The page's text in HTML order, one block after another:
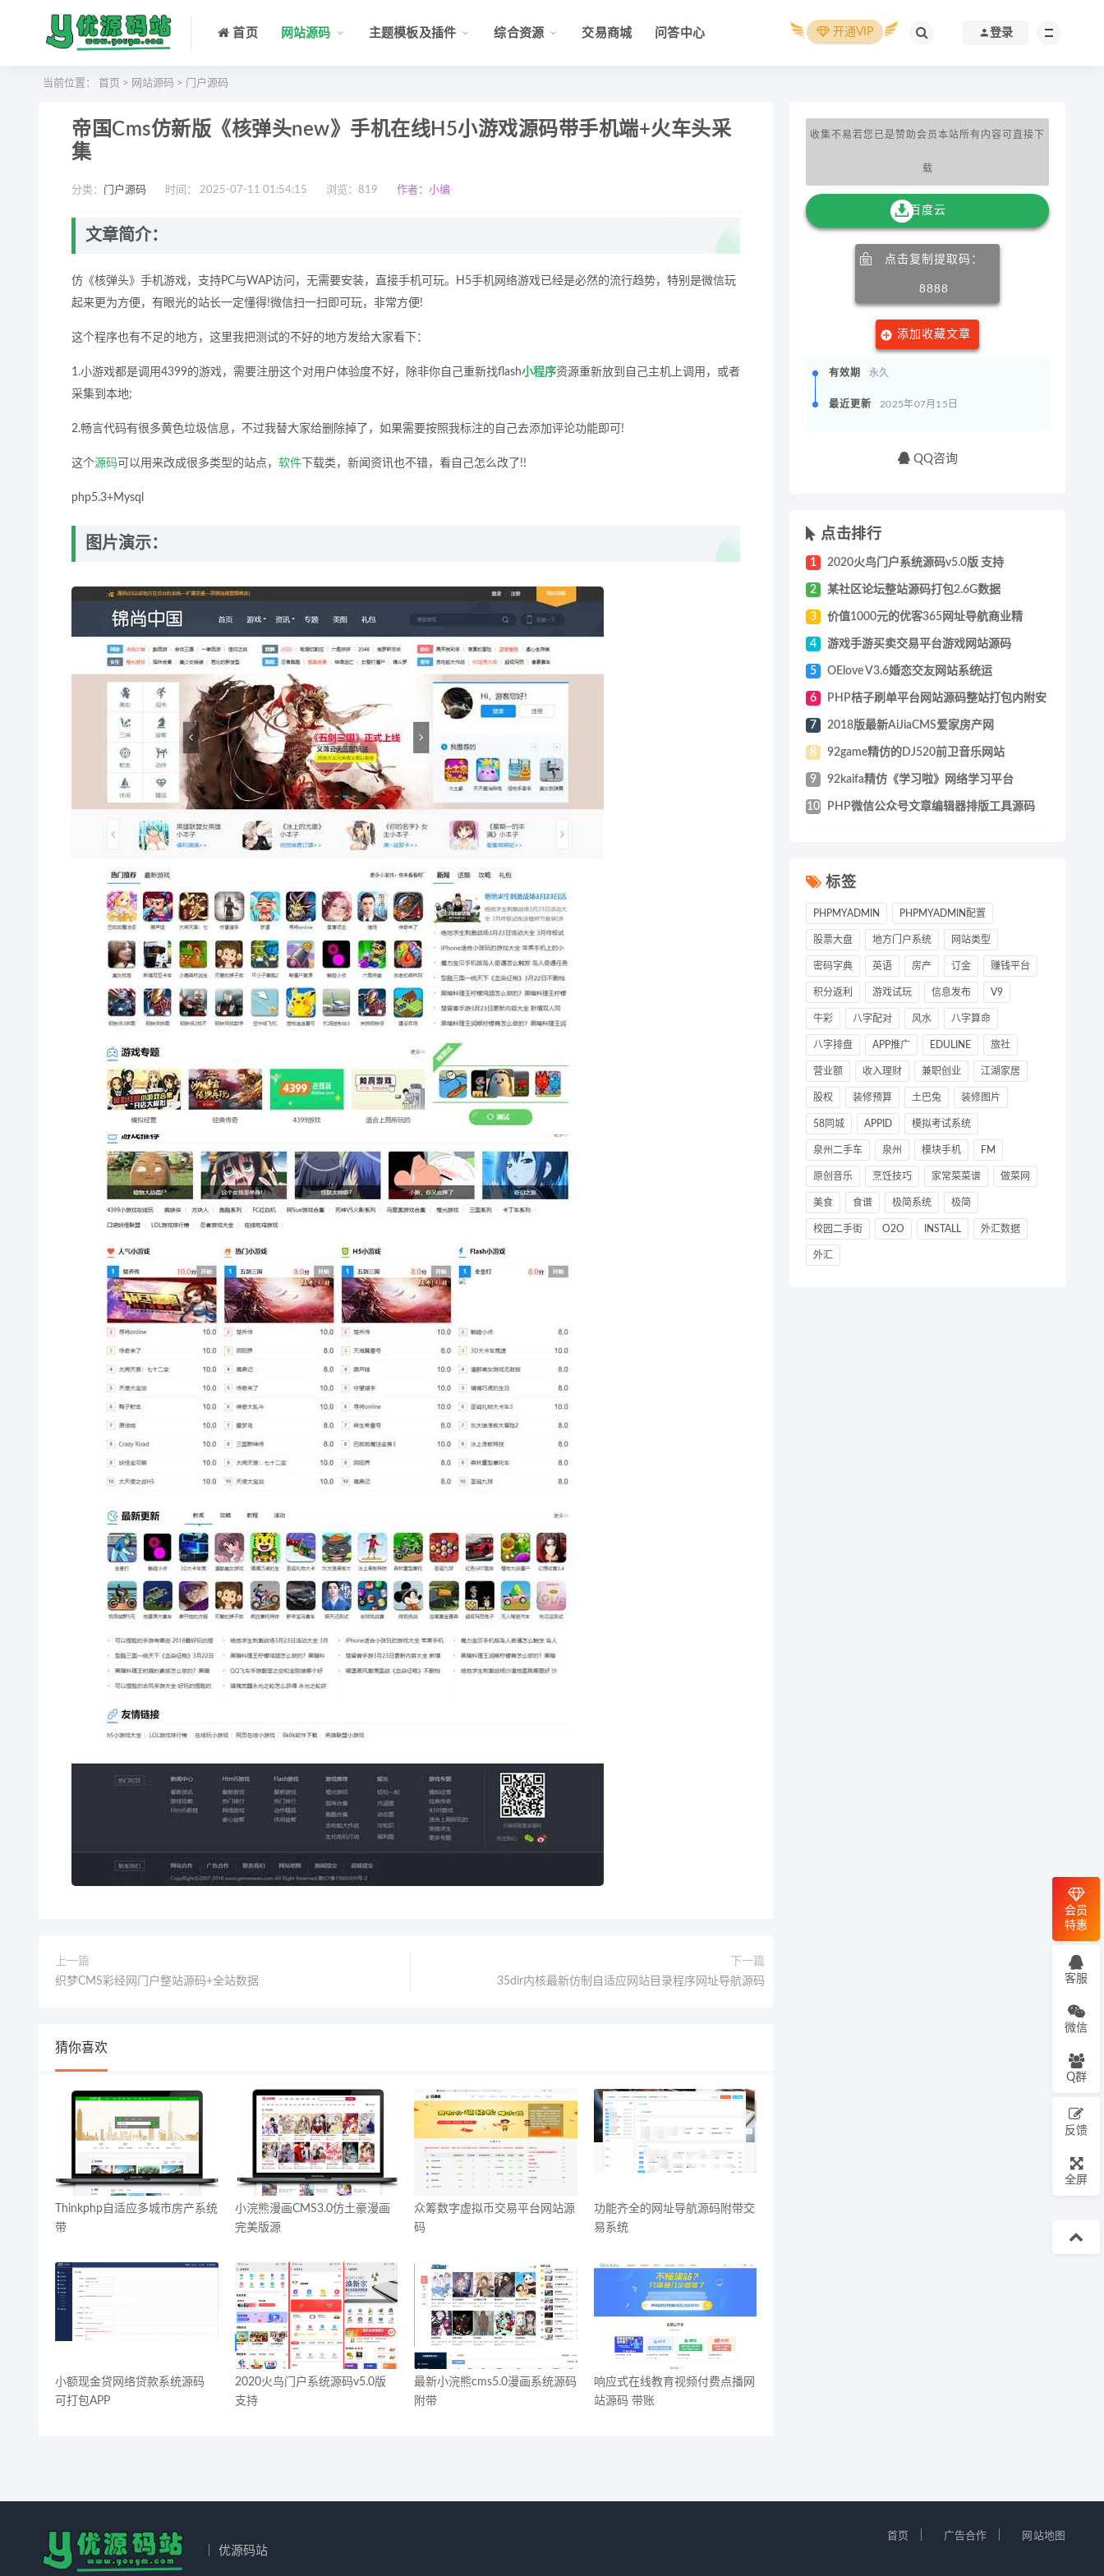
首页 网站源码 主题模板及插件 综合资源 交易商城 问答中心 开通VIP 登录
当前位置： 首页 > 网站源码 > 门户源码
帝国Cms仿新版《核弹头new》手机在线H5小游戏源码带手机端+火车头采
集
分类： 门户源码 时间： 2025-07-11 01:54:15 浏览： 819 作者：小编
文章简介：
仿《核弹头》手机游戏，支持PC与WAP访问，无需要安装，直接手机可玩。H5手机网络游戏已经是必然的流行趋势，特别是微信玩
起来更为方便，有眼光的站长一定懂得!微信扫一扫即可玩，非常方便!
这个程序也有不足的地方，这里我把测试的不好的地方发给大家看下：
1.小游戏都是调用4399的游戏，需要注册这个对用户体验度不好，除非你自己重新找flash小程序资源重新放到自己主机上调用，或者
采集到本地;
2.畅言代码有很多黄色垃圾信息，不过我替大家给删除掉了，如果需要按照我标注的自己去添加评论功能即可!
这个源码可以用来改成很多类型的站点， 软件 下载类，新闻资讯也不错，看自己怎么改了!!
php5.3+Mysql
图片演示：
上一篇
织梦CMS彩经网门户整站源码+全站数据
下一篇
35dir内核最新仿制自适应网站目录程序网址导航源码
猜你喜欢
Thinkphp自适应多城市房产系统
带
小浣熊漫画CMS3.0仿土豪漫画
完美版源
众筹数字虚拟币交易平台网站源
码
功能齐全的网址导航源码附带交
易系统
小额现金贷网络贷款系统源码
可打包APP
2020火鸟门户系统源码v5.0版
支持
最新小浣熊cms5.0漫画系统源码
附带
响应式在线教育视频付费点播网
站源码 带账
收集不易若您已是赞助会员本站所有内容可直接下
载
百度云
点击复制提取码：
8888
添加收藏文章
有效期 永久
最近更新 2025年07月15日
QQ咨询
点击排行
1 2020火鸟门户系统源码v5.0版 支持
2 某社区论坛整站源码打包2.6G数据
3 价值1000元的优客365网址导航商业精
4 游戏手游买卖交易平台游戏网站源码
5 OElove V3.6婚恋交友网站系统运
6 PHP桔子刷单平台网站源码整站打包内附安
7 2018版最新AiJiaCMS爱家房产网
8 92game精仿的DJ520前卫音乐网站
9 92kaifa精仿《学习啦》网络学习平台
10 PHP微信公众号文章编辑器排版工具源码
标签
PHPMYADMIN PHPMYADMIN配置
股票大盘 地方门户系统 网站类型
密码字典 英语 房产 订金 赚钱平台
积分返利 游戏试玩 信息发布 V9
牛彩 八字配对 风水 八字算命
八字排盘 APP推广 EDULINE 旅社
营业额 收入理财 兼职创业 江湖家居
股权 装修预算 土巴兔 装修图片
58同城 APPID 模拟考试系统
泉州二手车 泉州 模块手机 FM
原创音乐 烹饪技巧 家常菜菜谱 做菜网
美食 食谱 极简系统 极简
校园二手街 O2O INSTALL 外汇数据
外汇
｜ 优源码站
首页 广告合作 网站地图
会员
特惠
客服
微信
Q群
反馈
全屏